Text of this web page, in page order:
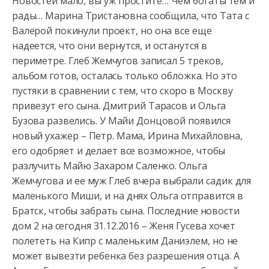
рады… Марина Тристановна сообщила, что Тата с
Валерой покинули проект, но она все еще
надеется, что они вернутся, и останутся в
периметре. Глеб Жемчугов записал 5 треков,
альбом готов, осталась только обложка. Но это
пустяки в сравнении с тем, что скоро в Москву
привезут его сына. Дмитрий Тарасов и Ольга
Бузова развелись. У Майи Донцовой появился
новый ухажер – Петр. Мама, Ирина Михайловна,
его одобряет и делает все возможное, чтобы
разлучить Майю Захаром Саленко. Ольга
Жемчугова и ее муж Глеб вчера выбрали садик для
маленького Миши, и на днях Ольга отправится в
Братск, чтобы забрать сына. Последние новости
дом 2 на сегодня 31.12.2016 – Женя Гусева хочет
полететь на Кипр с маленьким Даниэлем, но не
может вывезти ребенка без разрешения отца. А